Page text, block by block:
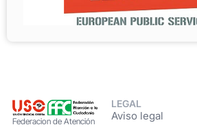
Federacion de Atención
LEGAL
Aviso legal